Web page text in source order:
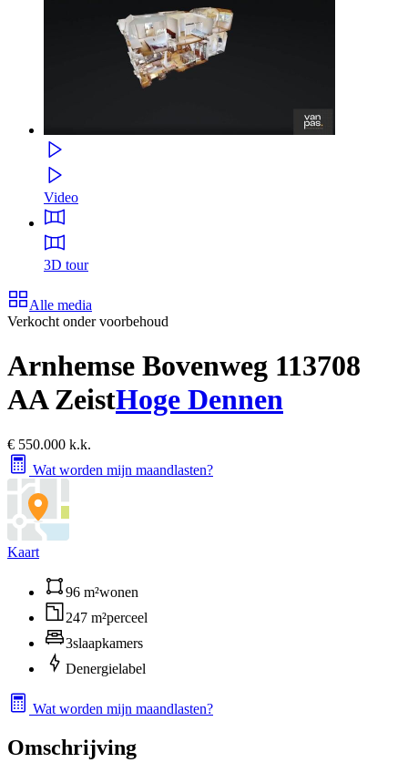
Video
3D tour
Alle media
Verkocht onder voorbehoud
Arnhemse Bovenweg 113708
AA ZeistHoge Dennen
€ 550.000 k.k.
Wat worden mijn maandlasten?
Kaart
96 m²wonen
247 m²perceel
3slaapkamers
Denergielabel
Wat worden mijn maandlasten?
Omschrijving